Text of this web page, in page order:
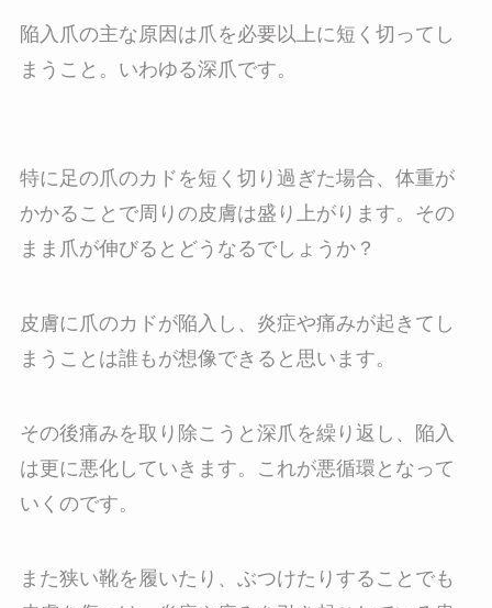
陥入爪の主な原因は爪を必要以上に短く切ってし
まうこと。いわゆる深爪です。
特に足の爪のカドを短く切り過ぎた場合、体重が
かかることで周りの皮膚は盛り上がります。その
まま爪が伸びるとどうなるでしょうか？
皮膚に爪のカドが陥入し、炎症や痛みが起きてし
まうことは誰もが想像できると思います。
その後痛みを取り除こうと深爪を繰り返し、陥入
は更に悪化していきます。これが悪循環となって
いくのです。
また狭い靴を履いたり、ぶつけたりすることでも